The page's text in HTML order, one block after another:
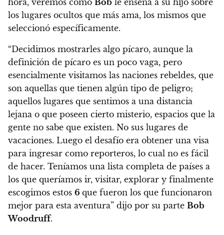
los lugares ocultos que más ama, los mismos que
seleccionó específicamente.
“Decidimos mostrarles algo pícaro, aunque la
definición de pícaro es un poco vaga, pero
esencialmente visitamos las naciones rebeldes, que
son aquellas que tienen algún tipo de peligro;
aquellos lugares que sentimos a una distancia
lejana o que poseen cierto misterio, espacios que la
gente no sabe que existen. No sus lugares de
vacaciones. Luego el desafío era obtener una visa
para ingresar como reporteros, lo cual no es fácil
de hacer. Teníamos una lista completa de países a
los que queríamos ir, visitar, explorar y finalmente
escogimos estos 6 que fueron los que funcionaron
mejor para esta aventura” dijo por su parte Bob
Woodruff.